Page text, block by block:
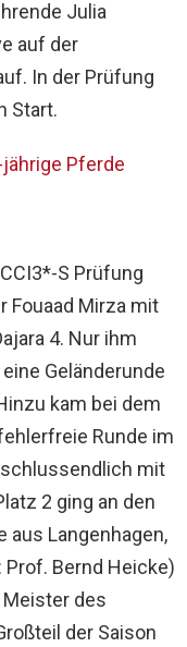
Julia
auf der
In der Prüfung
Start.
Pferde
S Prüfung
Fouaad Mirza mit
4. Nur ihm
Geländerunde
kam bei dem
Runde im
mit
2 ging an den
aus Langenhagen,
Bernd Heicke)
des
der Saison